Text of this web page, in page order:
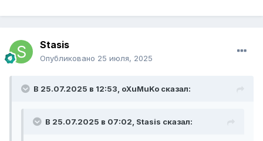
Stasis
Опубликовано 25 июля, 2025
В 25.07.2025 в 12:53, oXuMuKo сказал:
В 25.07.2025 в 07:02, Stasis сказал: